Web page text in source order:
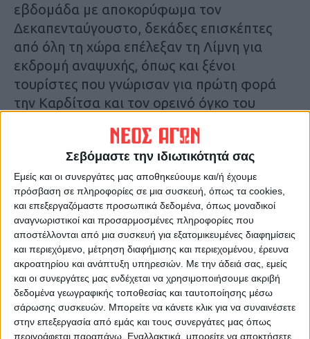
Σεβόμαστε την ιδιωτικότητά σας
Εμείς και οι συνεργάτες μας αποθηκεύουμε και/ή έχουμε
πρόσβαση σε πληροφορίες σε μια συσκευή, όπως τα cookies,
και επεξεργαζόμαστε προσωπικά δεδομένα, όπως μοναδικοί
αναγνωριστικοί και προσαρμοσμένες πληροφορίες που
αποστέλλονται από μια συσκευή για εξατομικευμένες διαφημίσεις
και περιεχόμενο, μέτρηση διαφήμισης και περιεχομένου, έρευνα
ακροατηρίου και ανάπτυξη υπηρεσιών. Με την άδειά σας, εμείς
και οι συνεργάτες μας ενδέχεται να χρησιμοποιήσουμε ακριβή
δεδομένα γεωγραφικής τοποθεσίας και ταυτοποίησης μέσω
σάρωσης συσκευών. Μπορείτε να κάνετε κλικ για να συναινέσετε
στην επεξεργασία από εμάς και τους συνεργάτες μας όπως
περιγράφεται παραπάνω. Εναλλακτικά, μπορείτε να αποκτήσετε
εβδομάδα με αποκορύφωμα τον
Δεκαπενταύγουστο, δεκάδες επισκέπτες
από όλη τη χώρα επέλεξαν τη Λίμνη για
εκδρομή αναψυχής, όπως και ξένοι
τουρίστες που γνώρισαν για πρώτη φορά
την Καρδίτσα και τον ορεινό όγκο του
τόσο τη Λίμνη απολαμβάνοντας καφέ,
τοπικά εδέσματα και γλυκίσματα, όσο και
τα χωριά της γύρω περιοχής με τα
καθιερωμένα πανηγύρια των ημερών.
Μικροί και μεγάλοι βρήκαν την αφορμή
λόγω αργίας να χαλαρώσουν στα
καταστήματα εστίασης με θέα τη Λίμνη, να
απαθανατίσουν στιγμές με το φακό μιας
φωτογραφικής μηχανής και τα παιδιά να
παίξουν για ώρες στα λιβάδια. Να